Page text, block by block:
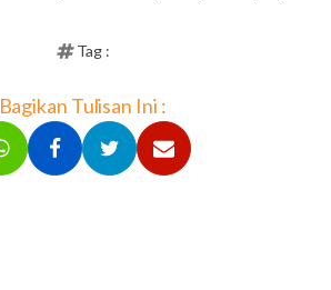
Tag :
Bagikan Tulisan Ini :